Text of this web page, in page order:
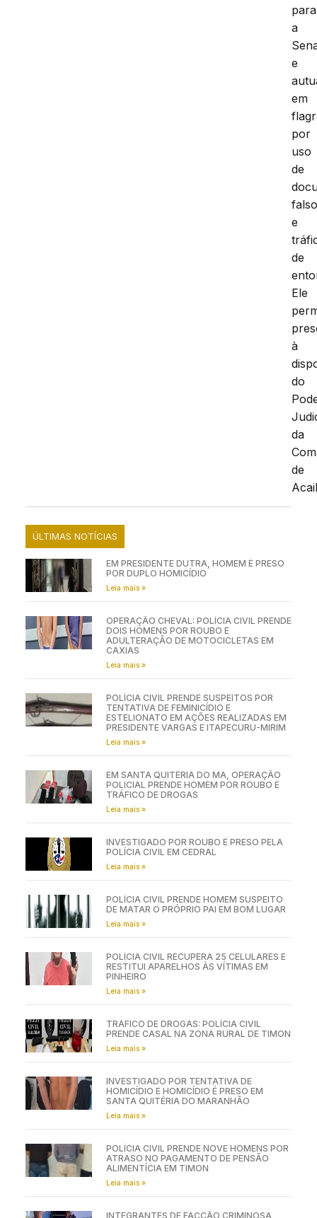
para
a
e
em
por
uso
de
e
de
Ele
à
do
da
de
ÚLTIMAS NOTÍCIAS
EM PRESIDENTE DUTRA, HOMEM É PRESO
POR DUPLO HOMICÍDIO
Leia mais »
OPERAÇÃO CHEVAL: POLÍCIA CIVIL PRENDE
DOIS HOMENS POR ROUBO E
ADULTERAÇÃO DE MOTOCICLETAS EM
CAXIAS
Leia mais »
POLÍCIA CIVIL PRENDE SUSPEITOS POR
TENTATIVA DE FEMINICÍDIO E
ESTELIONATO EM AÇÕES REALIZADAS EM
PRESIDENTE VARGAS E ITAPECURU-MIRIM
Leia mais »
EM SANTA QUITÉRIA DO MA, OPERAÇÃO
POLICIAL PRENDE HOMEM POR ROUBO E
TRÁFICO DE DROGAS
Leia mais »
INVESTIGADO POR ROUBO É PRESO PELA
POLÍCIA CIVIL EM CEDRAL
Leia mais »
POLÍCIA CIVIL PRENDE HOMEM SUSPEITO
DE MATAR O PRÓPRIO PAI EM BOM LUGAR
Leia mais »
POLÍCIA CIVIL RECUPERA 25 CELULARES E
RESTITUI APARELHOS ÀS VÍTIMAS EM
PINHEIRO
Leia mais »
TRÁFICO DE DROGAS: POLÍCIA CIVIL
PRENDE CASAL NA ZONA RURAL DE TIMON
Leia mais »
INVESTIGADO POR TENTATIVA DE
HOMICÍDIO E HOMICÍDIO É PRESO EM
SANTA QUITÉRIA DO MARANHÃO
Leia mais »
POLÍCIA CIVIL PRENDE NOVE HOMENS POR
ATRASO NO PAGAMENTO DE PENSÃO
ALIMENTÍCIA EM TIMON
Leia mais »
INTEGRANTES DE FACÇÃO CRIMINOSA